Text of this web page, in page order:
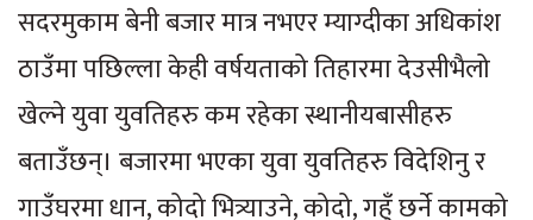
सदरमुकाम बेनी बजार मात्र नभएर म्याग्दीका अधिकांश
ठाउँमा पछिल्ला केही वर्षयताको तिहारमा देउसीभैलो
खेल्ने युवा युवतिहरु कम रहेका स्थानीयबासीहरु
बताउँछन्। बजारमा भएका युवा युवतिहरु विदेशिनु र
गाउँघरमा धान, कोदो भित्र्याउने, कोदो, गहुँ छर्ने कामको